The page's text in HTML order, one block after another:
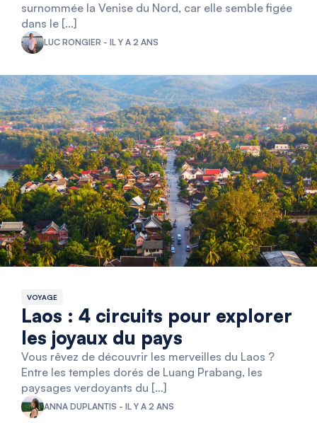
surnommée la Venise du Nord, car elle semble figée
dans le […]
LUC RONGIER - IL Y A 2 ANS
VOYAGE
Laos : 4 circuits pour explorer
les joyaux du pays
Vous rêvez de découvrir les merveilles du Laos ?
Entre les temples dorés de Luang Prabang, les
paysages verdoyants du […]
ANNA DUPLANTIS - IL Y A 2 ANS